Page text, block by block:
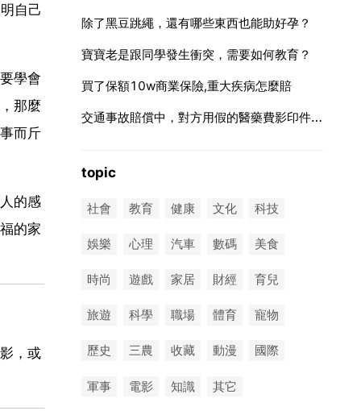
自己
學會
那麼
而斤
的感
的家
，或
除了黑豆跳繩，還有哪些東西也能助好孕？
寶寶老是跟同學發生衝突，需要如何教育？
買了保額10w商業保險,重大疾病怎麼賠
交通事故賠償中，對方用假的醫藥費影印件進行賠償，違法嗎？
topic
社會 教育 健康 文化 科技
娛樂 心理 汽車 數碼 美食
時尚 遊戲 家居 財經 育兒
旅遊 科學 職場 體育 寵物
歷史 三農 收藏 動漫 國際
軍事 電影 知識 其它